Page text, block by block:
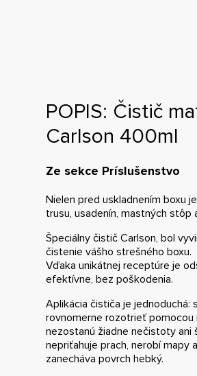
POPIS: Čistič
Carlson 400ml
Ze sekce Príslušenstvo
Nielen pred uskladnením boxu
trusu, usadenín, mastných
Špeciálny čistič Carlson, bol
čistenie vášho strešného boxu.
Vďaka unikátnej receptúre je
efektívne, bez poškodenia.
Aplikácia čističa je
rovnomerne rozotrieť pomocou
nezostanú žiadne nečistoty ani
nepriťahuje prach, nerobí mapy
zanecháva povrch hebký.